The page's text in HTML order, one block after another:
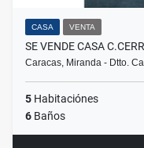
CASA VENTA
SE VENDE CASA
Caracas, Miranda - Dtto.
5 Habitaciónes
6 Baños